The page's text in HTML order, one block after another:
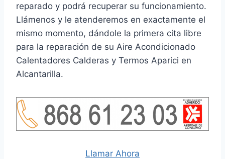
reparado y podrá recuperar su funcionamiento.
Llámenos y le atenderemos en exactamente el
mismo momento, dándole la primera cita libre
para la reparación de su Aire Acondicionado
Calentadores Calderas y Termos Aparici en
Alcantarilla.
Llamar Ahora